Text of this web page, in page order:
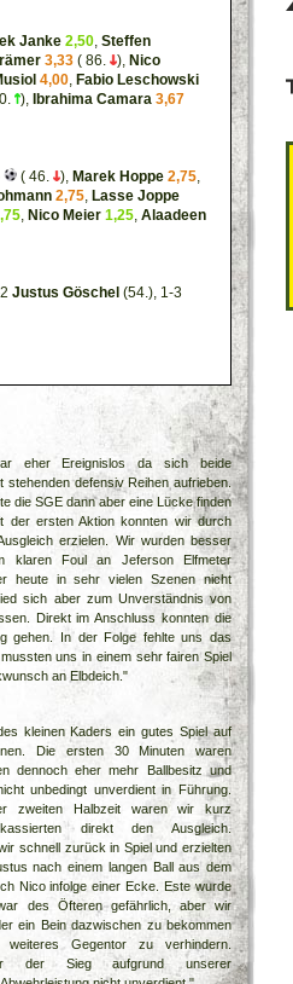
Janke 2,50, Steffen
3,33 ( 86. ), Nico
4,00, Fabio Leschowski
), Ibrahima Camara 3,67
( 46. ), Marek Hoppe 2,75,
2,75, Lasse Joppe
, Nico Meier 1,25, Alaadeen
Justus Göschel (54.), 1-3
eher Ereignislos da sich beide
stehenden defensiv Reihen aufrieben.
die SGE dann aber eine Lücke finden
der ersten Aktion konnten wir durch
erzielen. Wir wurden besser
klaren Foul an Jeferson Elfmeter
heute in sehr vielen Szenen nicht
sich aber zum Unverständnis von
Direkt im Anschluss konnten die
gehen. In der Folge fehlte uns das
uns in einem sehr fairen Spiel
an Elbdeich."
kleinen Kaders ein gutes Spiel auf
Die ersten 30 Minuten waren
dennoch eher mehr Ballbesitz und
unbedingt unverdient in Führung.
zweiten Halbzeit waren wir kurz
direkt den Ausgleich.
schnell zurück in Spiel und erzielten
nach einem langen Ball aus dem
Nico infolge einer Ecke. Este wurde
des Öfteren gefährlich, aber wir
ein Bein dazwischen zu bekommen
Gegentor zu verhindern.
der Sieg aufgrund unserer